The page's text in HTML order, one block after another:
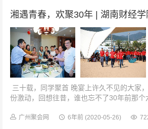
三十载，同学聚首 晚宴上许久不见的大家
份激动，回想往昔，谁也忘不了30年前那
想，...广州聚会网 6年前 (2020-05-26)